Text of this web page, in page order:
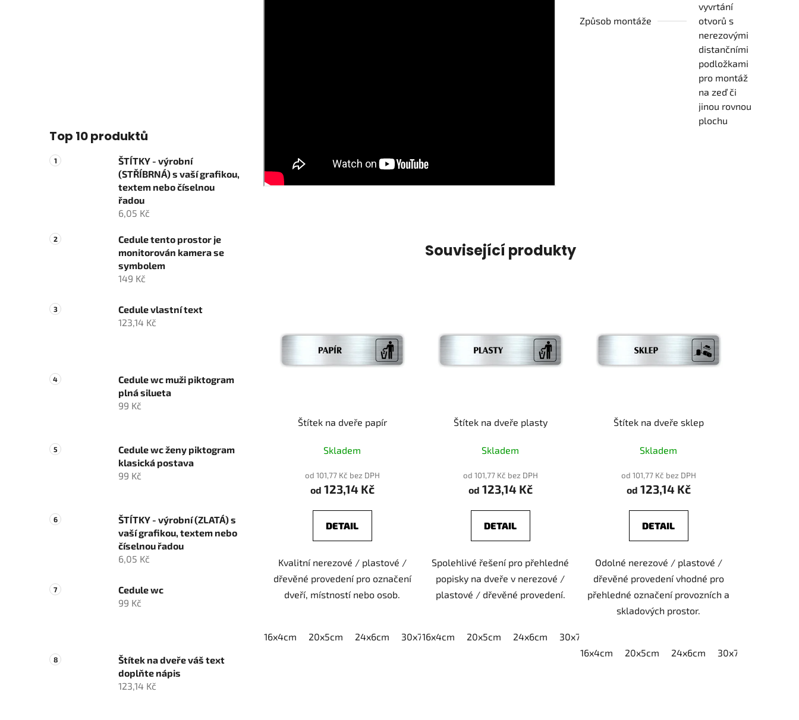
Top 10 produktů
ŠTÍTKY - výrobní
(STŘÍBRNÁ) s vaší grafikou,
textem nebo číselnou
řadou
6,05 Kč
Cedule tento prostor je
monitorován kamera se
symbolem
149 Kč
Cedule vlastní text
123,14 Kč
Cedule wc muži piktogram
plná silueta
99 Kč
Cedule wc ženy piktogram
klasická postava
99 Kč
ŠTÍTKY - výrobní (ZLATÁ) s
vaší grafikou, textem nebo
číselnou řadou
6,05 Kč
Cedule wc
99 Kč
Štítek na dveře váš text
doplňte nápis
123,14 Kč
Způsob montáže
vyvrtání
otvorů s
nerezovými
distančními
podložkami
pro montáž
na zeď či
jinou rovnou
plochu
Související produkty
Štítek na dveře papír
Skladem
od 101,77 Kč bez DPH
od 123,14 Kč
DETAIL
Kvalitní nerezové / plastové /
dřevěné provedení pro označení
dveří, místností nebo osob.
16x4cm 20x5cm 24x6cm 30x7,5cm 40x10cm
Štítek na dveře plasty
Skladem
od 101,77 Kč bez DPH
od 123,14 Kč
DETAIL
Spolehlivé řešení pro přehledné
popisky na dveře v nerezové /
plastové / dřevěné provedení.
16x4cm 20x5cm 24x6cm 30x7,5cm
Štítek na dveře sklep
Skladem
od 101,77 Kč bez DPH
od 123,14 Kč
DETAIL
Odolné nerezové / plastové /
dřevěné provedení vhodné pro
přehledné označení provozních a
skladových prostor.
16x4cm 20x5cm 24x6cm 30x7,5cm